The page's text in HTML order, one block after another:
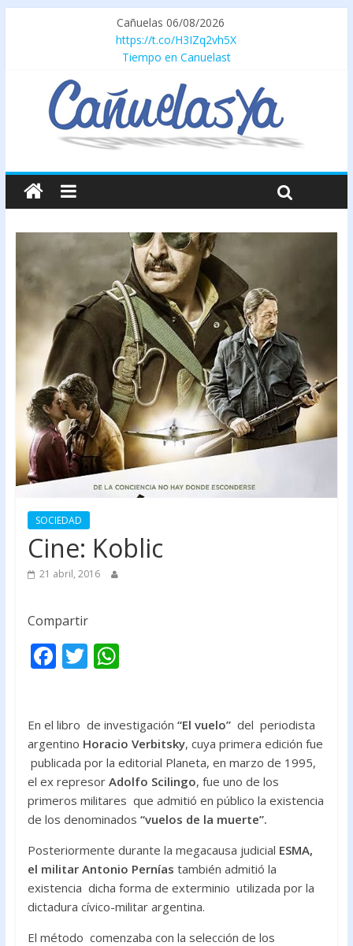
Cañuelas 06/08/2026
https://t.co/H3IZq2vh5X
Tiempo en Canuelast
SOCIEDAD
Cine: Koblic
21 abril, 2016
Compartir
F
b
o
o
k
T
er
W
s
A
p
p
En el libro de investigación “El vuelo” del periodista
argentino Horacio Verbitsky, cuya primera edición fue
publicada por la editorial Planeta, en marzo de 1995,
el ex represor Adolfo Scilingo, fue uno de los
primeros militares que admitió en público la existencia
de los denominados “vuelos de la muerte”.
Posteriormente durante la megacausa judicial ESMA,
el militar Antonio Pernías también admitió la
existencia dicha forma de exterminio utilizada por la
dictadura cívico-militar argentina.
El método comenzaba con la selección de los